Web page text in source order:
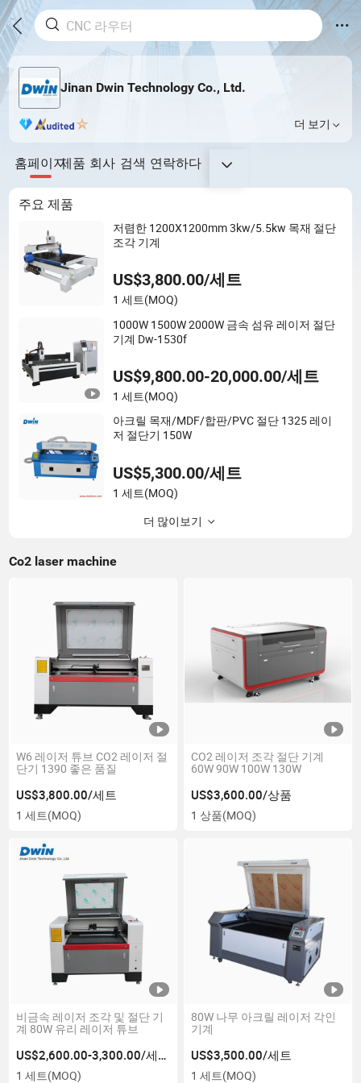
Jinan Dwin Technology Co., Ltd.
더 보기
홈페이지제품 회사 검색 연락하다
주요 제품
저렴한 1200X1200mm 3kw/5.5kw 목재 절단
조각 기계
US$3,800.00/세트
1 세트(MOQ)
1000W 1500W 2000W 금속 섬유 레이저 절단
기계 Dw-1530f
US$9,800.00-20,000.00/세트
1 세트(MOQ)
아크릴 목재/MDF/합판/PVC 절단 1325 레이
저 절단기 150W
US$5,300.00/세트
1 세트(MOQ)
더 많이보기
Co2 laser machine
W6 레이저 튜브 CO2 레이저 절
단기 1390 좋은 품질
US$3,800.00/세트
1 세트(MOQ)
CO2 레이저 조각 절단 기계
60W 90W 100W 130W
US$3,600.00/상품
1 상품(MOQ)
비금속 레이저 조각 및 절단 기
계 80W 유리 레이저 튜브
US$2,600.00-3,300.00/세트
1 세트(MOQ)
80W 나무 아크릴 레이저 각인
기계
US$3,500.00/세트
1 세트(MOQ)